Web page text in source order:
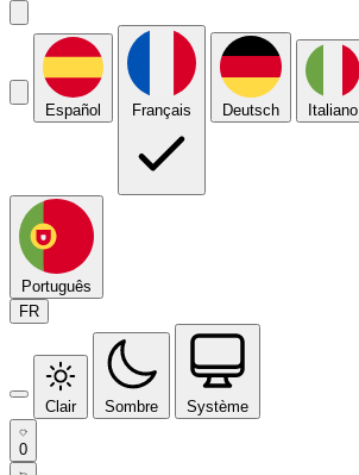
Español Français Deutsch Italiano
Português
FR
Clair Sombre Système
0